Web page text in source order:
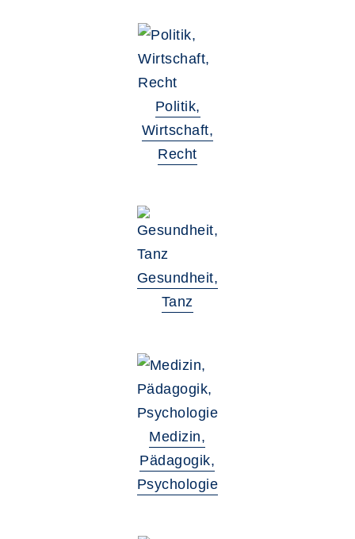
Politik,
Wirtschaft,
Recht
Gesundheit,
Tanz
Medizin,
Pädagogik,
Psychologie